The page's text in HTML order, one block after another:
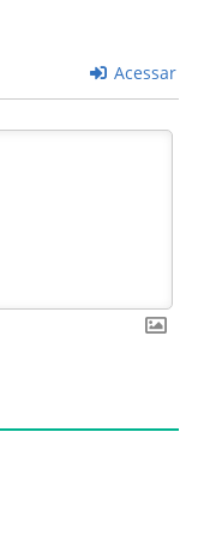
Acessar